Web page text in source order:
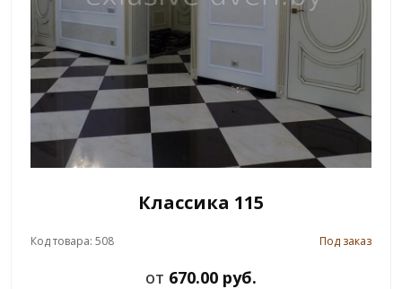
Классика 115
Код товара: 508 Под заказ
от 670.00 руб.